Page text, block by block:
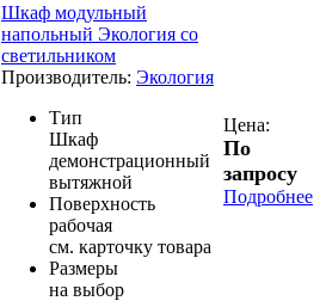
Шкаф модульный
напольный Экология со
светильником
Производитель: Экология
Тип
Шкаф
демонстрационный
вытяжной
Поверхность
рабочая
см. карточку товара
Размеры
на выбор
Цена:
По
запросу
Подробнее